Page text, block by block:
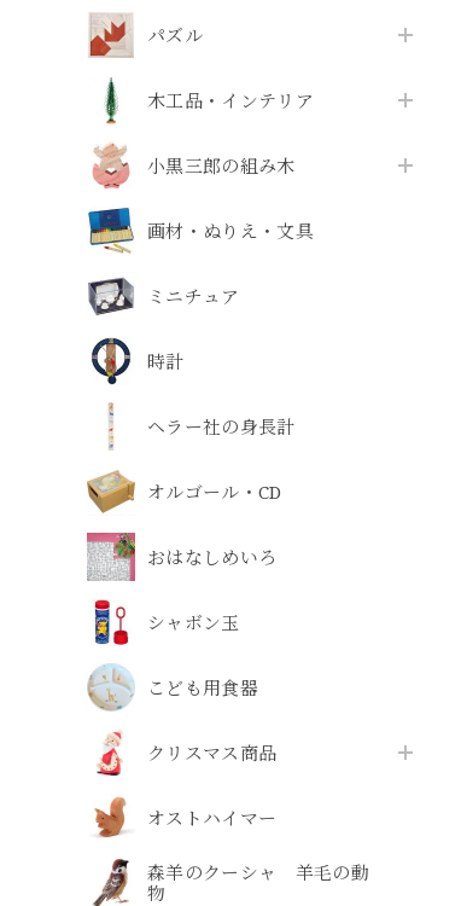
パズル
木工品・インテリア
小黒三郎の組み木
画材・ぬりえ・文具
ミニチュア
時計
ヘラー社の身長計
オルゴール・CD
おはなしめいろ
シャボン玉
こども用食器
クリスマス商品
オストハイマー
森羊のクーシャ 羊毛の動
物